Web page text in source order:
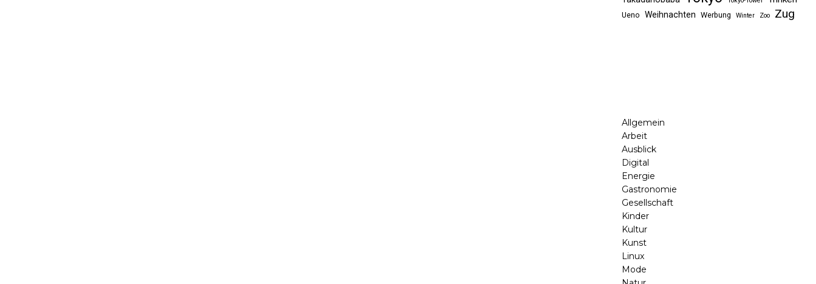
Ueno Weihnachten Werbung Winter Zoo Zug
Allgemein
Arbeit
Ausblick
Digital
Energie
Gastronomie
Gesellschaft
Kinder
Kultur
Kunst
Linux
Mode